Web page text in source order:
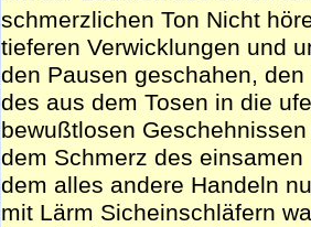
schmerzlichen Ton Nicht
tieferen Verwicklungen und
den Pausen geschahen,
des aus dem Tosen in die
bewußtlosen
dem Schmerz des
dem alles andere Handeln
mit Lärm Sicheinschläfern